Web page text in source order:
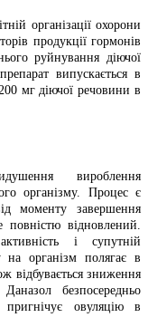
організації охорони
продукції гормонів
руйнування діючої
випускається в
мг діючої речовини в
вироблення
організму. Процес є
моменту завершення
відновлений.
і супутній
на організм полягає в
відбувається зниження
Даназол безпосередньо
овуляцію в